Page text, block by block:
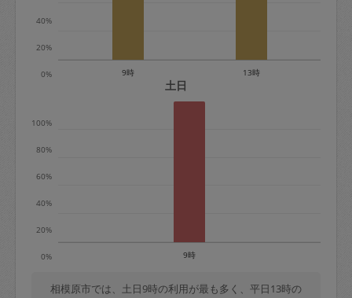
※キャンセル料金の設定について：
定期依頼1回（3時間）の金額とスポット
0%
20%
40%
9時 13時
土日
0%
20%
40%
60%
80%
100%
9時
相模原市では、土日9時の利用が最も多く、平日13時の